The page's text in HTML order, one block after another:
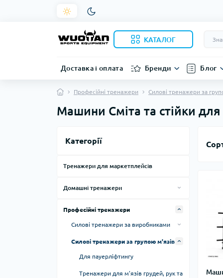
КАТАЛОГ
Доставка і оплата Бренди Блог
Професійні тренажери Силові тренажери за
Машини Сміта та стійки для
Категорії
Тренажери для маркетплейсів
Домашні тренажери
Тренажери, лави, стійки
байки
Професійні тренажери
Силові тренажери за виробниками
Силові тренажери Eleiko
Силові тренажери Impulse
Силові тренажери за групою м'язів
Для пауерліфтингу
Тренажери для м'язів грудей, рук та